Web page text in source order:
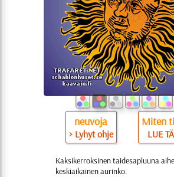
neuvoja
> Lyhyt ohje
Miten
LUE
Kaksikerroksinen taidesapluuna
keskiaikainen aurinko.